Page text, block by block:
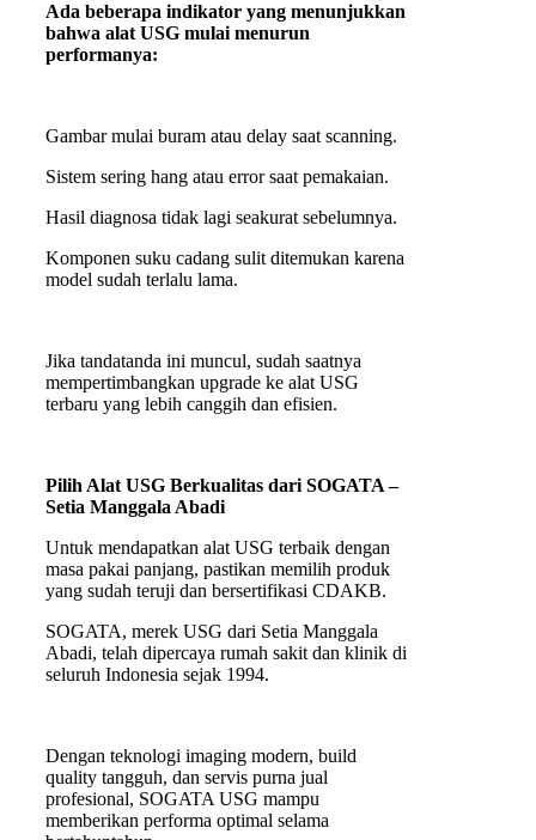
Ada beberapa indikator yang menunjukkan
bahwa alat USG mulai menurun
performanya:
Gambar mulai buram atau delay saat scanning.
Sistem sering hang atau error saat pemakaian.
Hasil diagnosa tidak lagi seakurat sebelumnya.
Komponen suku cadang sulit ditemukan karena
model sudah terlalu lama.
Jika tandatanda ini muncul, sudah saatnya
mempertimbangkan upgrade ke alat USG
terbaru yang lebih canggih dan efisien.
Pilih Alat USG Berkualitas dari SOGATA –
Setia Manggala Abadi
Untuk mendapatkan alat USG terbaik dengan
masa pakai panjang, pastikan memilih produk
yang sudah teruji dan bersertifikasi CDAKB.
SOGATA, merek USG dari Setia Manggala
Abadi, telah dipercaya rumah sakit dan klinik di
seluruh Indonesia sejak 1994.
Dengan teknologi imaging modern, build
quality tangguh, dan servis purna jual
profesional, SOGATA USG mampu
memberikan performa optimal selama